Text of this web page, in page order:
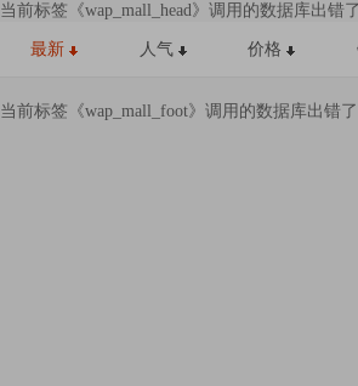
当前标签《wap_mall_head》调用的数据库出错
最新 人气 价格
当前标签《wap_mall_foot》调用的数据库出错